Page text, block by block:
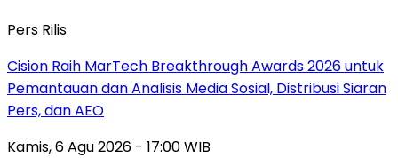
Pers Rilis
Cision Raih MarTech Breakthrough Awards 2026 untuk
Pemantauan dan Analisis Media Sosial, Distribusi Siaran
Pers, dan AEO
Kamis, 6 Agu 2026 - 17:00 WIB